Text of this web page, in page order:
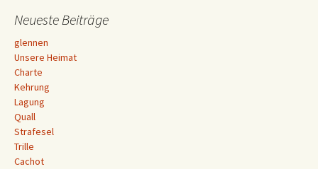
Neueste Beiträge
glennen
Unsere Heimat
Charte
Kehrung
Lagung
Quall
Strafesel
Trille
Cachot